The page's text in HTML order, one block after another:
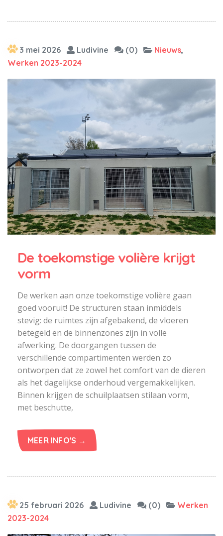
3 mei 2026 Ludivine (0) Nieuws,
Werken 2023-2024
De toekomstige volière krijgt
vorm
De werken aan onze toekomstige volière gaan
goed vooruit! De structuren staan inmiddels
stevig: de ruimtes zijn afgebakend, de vloeren
betegeld en de binnenzones zijn in volle
afwerking. De doorgangen tussen de
verschillende compartimenten werden zo
ontworpen dat ze zowel het comfort van de dieren
als het dagelijkse onderhoud vergemakkelijken.
Binnen krijgen de schuilplaatsen stilaan vorm,
met beschutte,
MEER INFO'S →
25 februari 2026 Ludivine (0)
Werken
2023-2024